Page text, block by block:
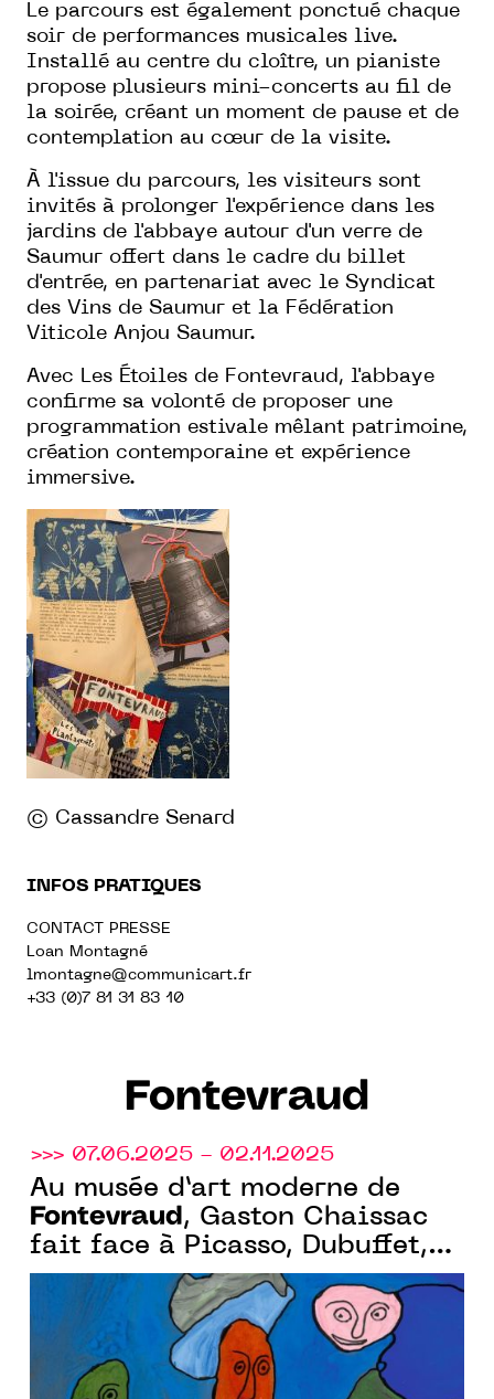
Le parcours est également ponctué chaque
soir de performances musicales live.
Installé au centre du cloître, un pianiste
propose plusieurs mini-concerts au fil de
la soirée, créant un moment de pause et de
contemplation au cœur de la visite.
À l'issue du parcours, les visiteurs sont
invités à prolonger l'expérience dans les
jardins de l'abbaye autour d'un verre de
Saumur offert dans le cadre du billet
d'entrée, en partenariat avec le Syndicat
des Vins de Saumur et la Fédération
Viticole Anjou Saumur.
Avec Les Étoiles de Fontevraud, l'abbaye
confirme sa volonté de proposer une
programmation estivale mêlant patrimoine,
création contemporaine et expérience
immersive.
© Cassandre Senard
INFOS PRATIQUES
CONTACT PRESSE
Loan Montagné
lmontagne@communicart.fr
+33 (0)7 81 31 83 10
Fontevraud
>>> 07.06.2025 - 02.11.2025
Au musée d’art moderne de
Fontevraud, Gaston Chaissac
fait face à Picasso, Dubuffet,
Freundlich.